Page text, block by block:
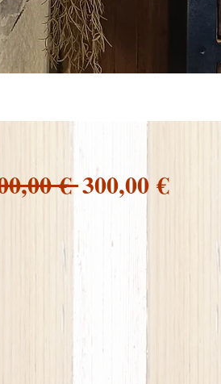
€ Prezzo
regolare
300,00 €Prezzo